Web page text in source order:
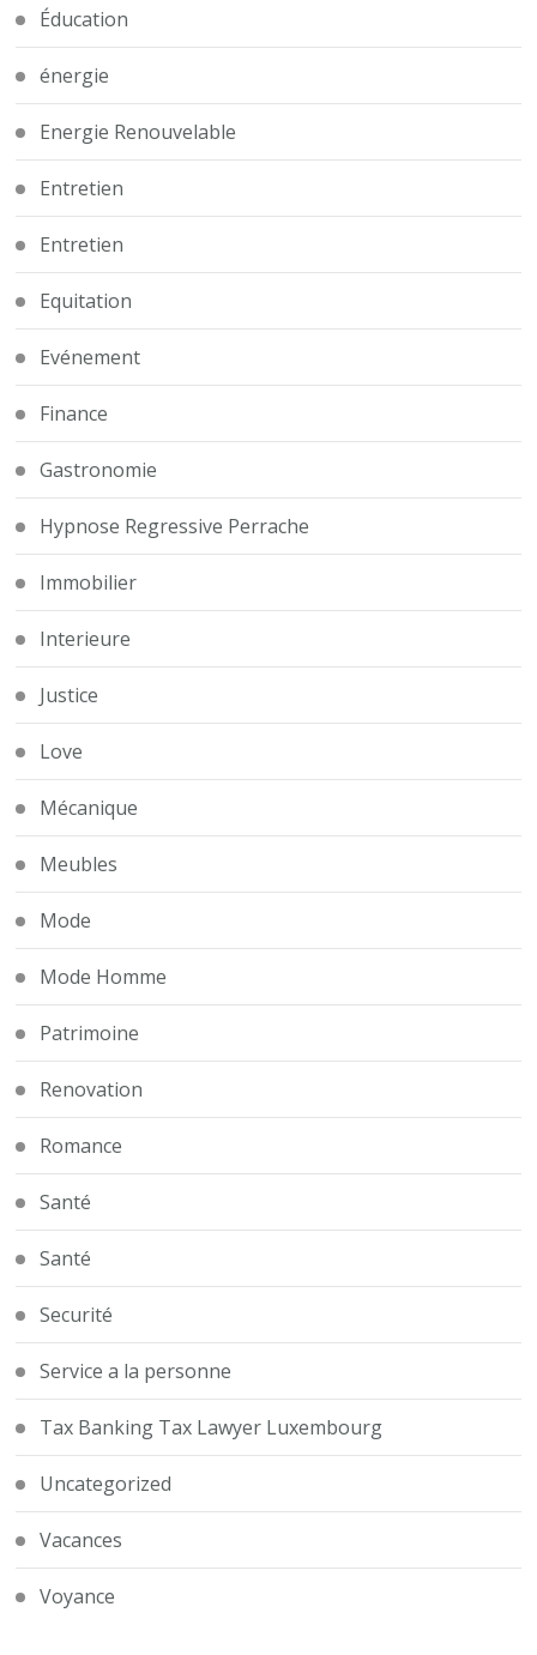
Éducation
énergie
Energie Renouvelable
Entretien
Entretien
Equitation
Evénement
Finance
Gastronomie
Hypnose Regressive Perrache
Immobilier
Interieure
Justice
Love
Mécanique
Meubles
Mode
Mode Homme
Patrimoine
Renovation
Romance
Santé
Santé
Securité
Service a la personne
Tax Banking Tax Lawyer Luxembourg
Uncategorized
Vacances
Voyance